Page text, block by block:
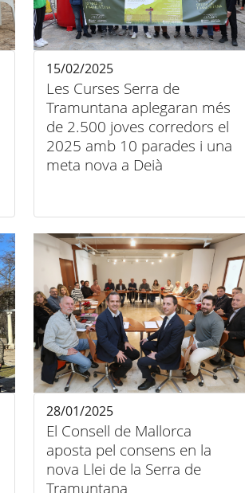
Les Curses Serra de
Tramuntana aplegaran més
de 2.500 joves corredors el
2025 amb 10 parades i una
meta nova a Deià
15/02/2025
El Consell de Mallorca
aposta pel consens en la
nova Llei de la Serra de
Tramuntana
28/01/2025